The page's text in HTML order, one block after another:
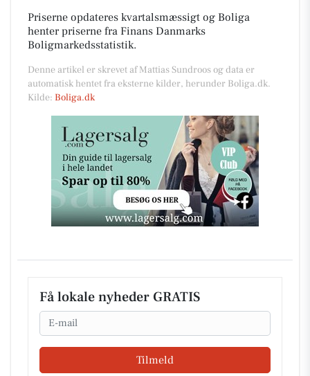
Priserne opdateres kvartalsmæssigt og Boliga
henter priserne fra Finans Danmarks
Boligmarkedsstatistik.
Denne artikel er skrevet af Mattias Sundroos og data er
automatisk hentet fra eksterne kilder, herunder Boliga.dk.
Kilde: Boliga.dk
Få lokale nyheder GRATIS
Email
Tilmeld